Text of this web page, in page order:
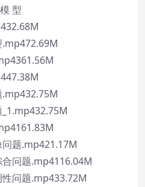
型
题.mp421.17M
问题.mp4116.04M
问题.mp433.72M